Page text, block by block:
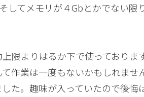
してメモリが４Gbとかでない限
限よりはるか下で使っております
作業は一度もないかもしれませ
た。趣味が入っていたので後悔